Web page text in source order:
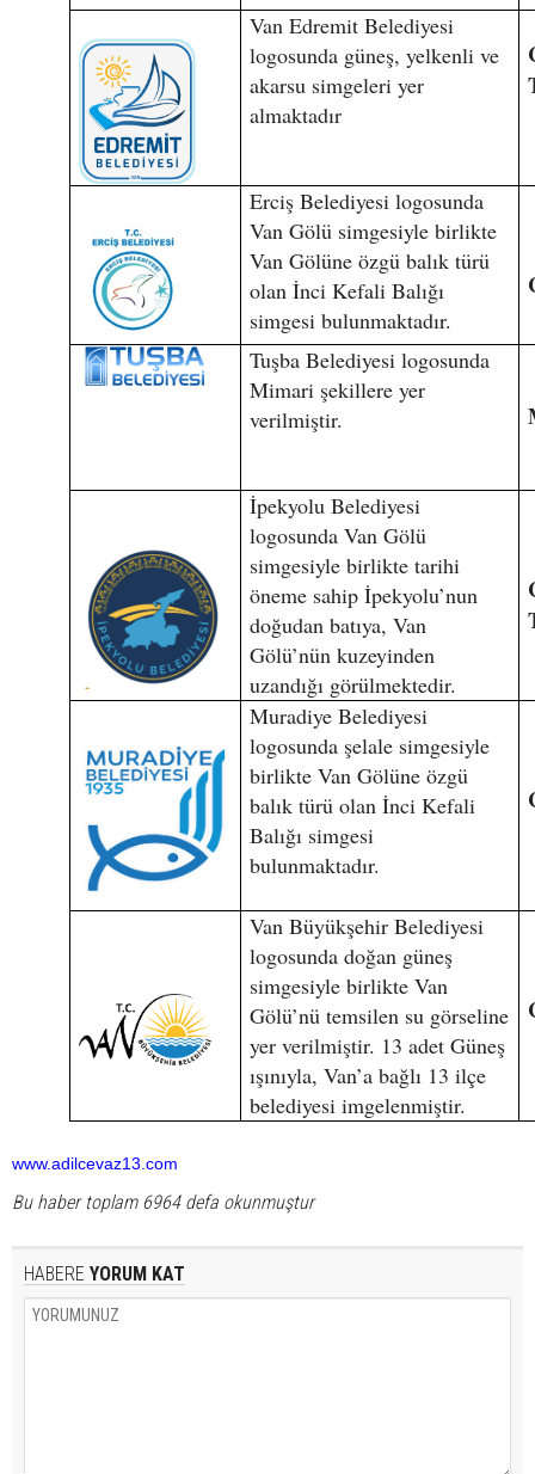
Van Edremit Belediyesi
logosunda güneş, yelkenli ve
akarsu simgeleri yer
almaktadır
Erciş Belediyesi logosunda
Van Gölü simgesiyle birlikte
Van Gölüne özgü balık türü
olan İnci Kefali Balığı
simgesi bulunmaktadır.
Tuşba Belediyesi logosunda
Mimari şekillere yer
verilmiştir.
İpekyolu Belediyesi
logosunda Van Gölü
simgesiyle birlikte tarihi
öneme sahip İpekyolu’nun
doğudan batıya, Van
Gölü’nün kuzeyinden
uzandığı görülmektedir.
Muradiye Belediyesi
logosunda şelale simgesiyle
birlikte Van Gölüne özgü
balık türü olan İnci Kefali
Balığı simgesi
bulunmaktadır.
Van Büyükşehir Belediyesi
logosunda doğan güneş
simgesiyle birlikte Van
Gölü’nü temsilen su görseline
yer verilmiştir. 13 adet Güneş
ışınıyla, Van’a bağlı 13 ilçe
belediyesi imgelenmiştir.
www.adilcevaz13.com
Bu haber toplam 6964 defa okunmuştur
HABERE YORUM KAT